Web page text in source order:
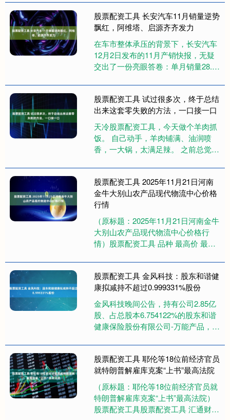
店、热汤民宿，青岛正不断激....
股票配资工具 长安汽车11月销量逆势
飘红，阿维塔、启源齐齐发力
在车市整体承压的背景下，长安汽车
12月2日发布的11月产销快报，无疑
交出了一份亮眼答卷：单月销量28.3
量达265.7万....
股票配资工具 试过很多次，终于总结
出来这套零失败的方法，一口接一口
天冷股票配资工具，今天做个羊肉抓
饭。 自己动手，羊肉铺满、油润喷
香，一大锅，太满足辣。 之前总觉得
经过我好多次的实践，终于把这个....
股票配资工具 2025年11月21日河南
金牛大别山农产品现代物流中心价格
行情
（原标题：2025年11月21日河南金牛
大别山农产品现代物流中心价格行
情）股票配资工具 品种 最高价 最低
白....
股票配资工具 金风科技：股东和谐健
康拟减持不超过0.999331%股份
金风科技晚间公告，持有公司2.85亿
股、占总股本6.754122%的股东和谐
健康保险股份有限公司-万能产品，计
的3个月内（20....
股票配资工具 耶伦等18位前经济官员
就特朗普解雇库克案“上书”最高法院
（原标题：耶伦等18位前经济官员就
特朗普解雇库克案“上书”最高法院）
股票配资工具股票配资工具 汇通财经